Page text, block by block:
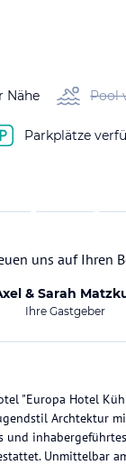
Nähe Pool
Parkplätze
uns auf Ihren
& Sarah
Ihre Gastgeber
"Europa Hotel
Archtektur
und
Unmittelbar